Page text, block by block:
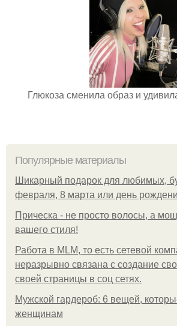
Глюкоза сменила образ и
Популярные материалы
Шикарный подарок для любимых,
февраля, 8 марта или день
Прическа - не просто волосы, а
вашего стиля!
Работа в MLM, то есть сетевой
неразрывно связана с создание
своей страницы в соц сетях.
Мужской гардероб: 6 вещей,
женщинам